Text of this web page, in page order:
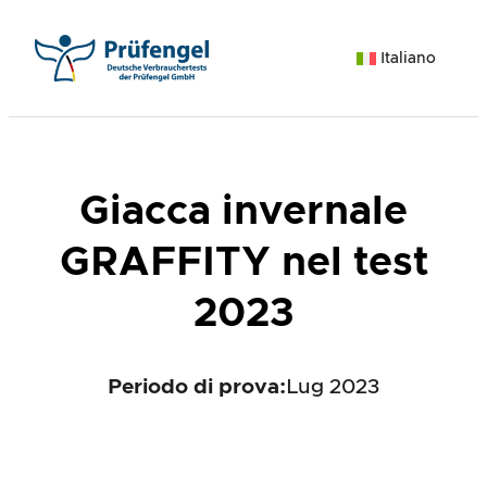
contenuto
Italiano
Giacca invernale
GRAFFITY nel test
2023
Periodo di prova: Lug 2023